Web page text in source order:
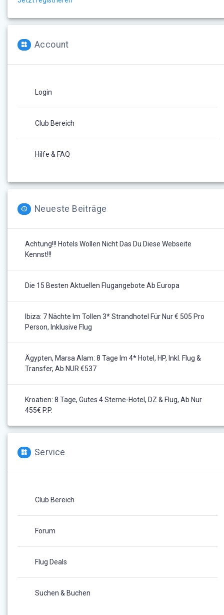
Account
Login
Club Bereich
Hilfe & FAQ
Neueste Beiträge
Achtung!!! Hotels Wollen Nicht Das Du Diese Webseite
Kennst!!!
Die 15 Besten Aktuellen Flugangebote Ab Europa
Ibiza: 7 Nächte Im Tollen 3* Strandhotel Für Nur € 505 Pro
Person, Inklusive Flug
Ägypten, Marsa Alam: 8 Tage Im 4* Hotel, HP, Inkl. Flug &
Transfer, Ab NUR €537
Kroatien: 8 Tage, Gutes 4 Sterne-Hotel, DZ & Flug, Ab Nur
455€ P.P.
Service
Club Bereich
Forum
Flug Deals
Suchen & Buchen